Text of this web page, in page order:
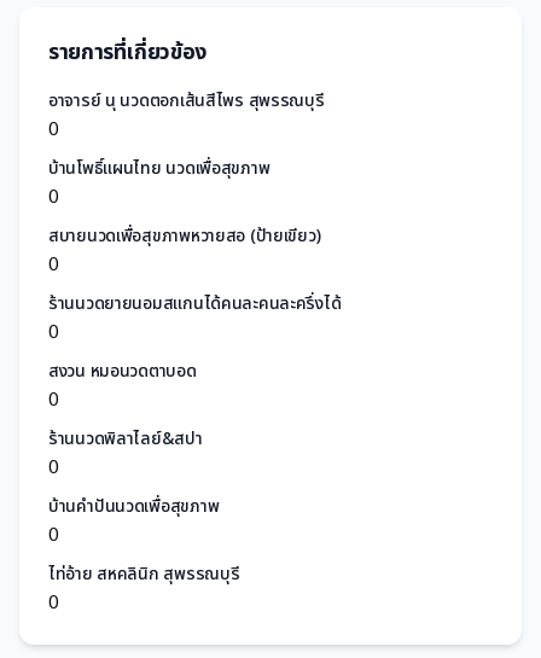
รายการที่เกี่ยวข้อง
อาจารย์ นุ นวดตอกเส้นสีไพร สุพรรณบุรี
0
บ้านโพธิ์แผนไทย นวดเพื่อสุขภาพ
0
สบายนวดเพื่อสุขภาพหวายสอ (ป้ายเขียว)
0
ร้านนวดยายนอมสแกนได้คนละคนละครึ่งได้
0
สงวน หมอนวดตาบอด
0
ร้านนวดพิลาไลย์&สปา
0
บ้านคำปันนวดเพื่อสุขภาพ
0
ไท่อ้าย สหคลินิก สุพรรณบุรี
0